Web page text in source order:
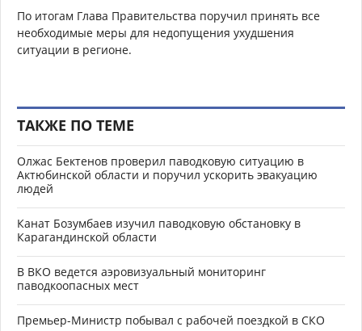
По итогам Глава Правительства поручил принять все
необходимые меры для недопущения ухудшения
ситуации в регионе.
ТАКЖЕ ПО ТЕМЕ
Олжас Бектенов проверил паводковую ситуацию в
Актюбинской области и поручил ускорить эвакуацию
людей
Канат Бозумбаев изучил паводковую обстановку в
Карагандинской области
В ВКО ведется аэровизуальный мониторинг
паводкоопасных мест
Премьер-Министр побывал с рабочей поездкой в СКО